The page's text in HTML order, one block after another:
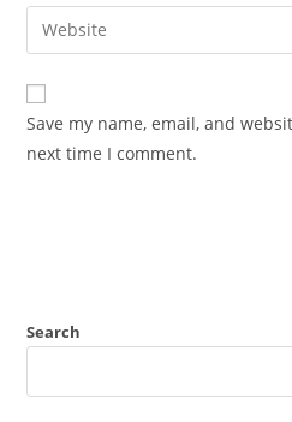
comment
email
address
comment
Enter
your
website
URL
(optional)
Save my name, email, and
next time I comment.
Search